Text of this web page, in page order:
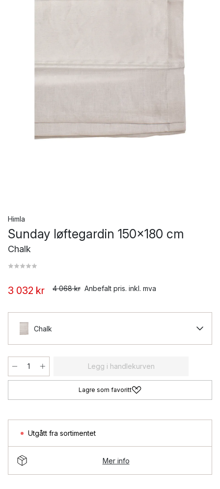
Himla
Sunday løftegardin 150x180 cm
Chalk
3 032 kr 4 068 kr Anbefalt pris. inkl. mva
Chalk
Legg i handlekurven
Lagre som favoritt
Utgått fra sortimentet
Mer info